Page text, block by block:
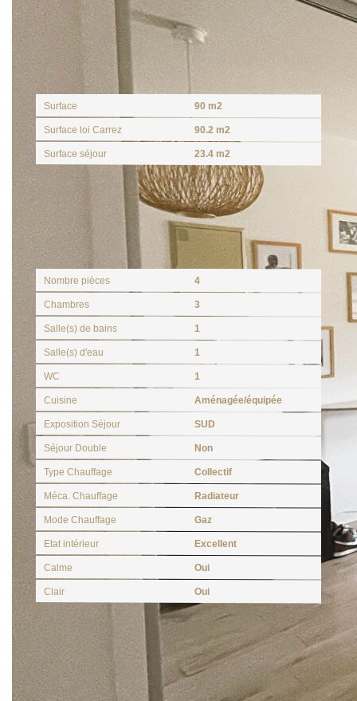
Surfaces
Surface 90 m2
Surface loi Carrez 90.2 m2
Surface séjour 23.4 m2
Intérieur
Nombre pièces 4
Chambres 3
Salle(s) de bains 1
Salle(s) d'eau 1
WC 1
Cuisine Aménagée/équipée
Exposition Séjour SUD
Séjour Double Non
Type Chauffage Collectif
Méca. Chauffage Radiateur
Mode Chauffage Gaz
Etat intérieur Excellent
Calme Oui
Clair Oui
Autres